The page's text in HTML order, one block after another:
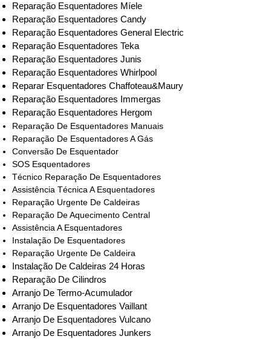
Reparação Esquentadores Míele
Reparação Esquentadores Candy
Reparação Esquentadores General Electric
Reparação Esquentadores Teka
Reparação Esquentadores Junis
Reparação Esquentadores Whirlpool
Reparar Esquentadores Chaffoteau&Maury
Reparação Esquentadores Immergas
Reparação Esquentadores Hergom
Reparação De Esquentadores Manuais
Reparação De Esquentadores A Gás
Conversão De Esquentador
SOS Esquentadores
Técnico Reparação De Esquentadores
Assistência Técnica A Esquentadores
Reparação Urgente De Caldeiras
Reparação De Aquecimento Central
Assistência A Esquentadores
Instalação De Esquentadores
Reparação Urgente De Caldeira
Instalação De Caldeiras 24 Horas
Reparação De Cilindros
Arranjo De Termo-Acumulador
Arranjo De Esquentadores Vaillant
Arranjo De Esquentadores Vulcano
Arranjo De Esquentadores Junkers